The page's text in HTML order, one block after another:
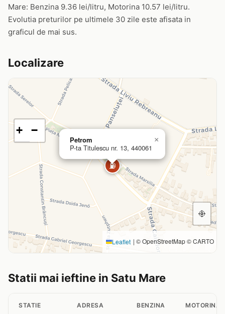
Mare: Benzina 9.36 lei/litru, Motorina 10.57 lei/litru.
Evolutia preturilor pe ultimele 30 zile este afisata in
graficul de mai sus.
Localizare
⛽
Petrom
P-ta Titulescu nr. 13, 440061
×
+ −
Leaflet | © OpenStreetMap © CARTO
Statii mai ieftine in Satu Mare
STATIE ADRESA BENZINA MOTORINA